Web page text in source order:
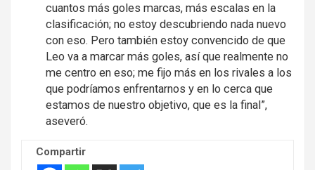
cuantos más goles marcas, más escalas en la
clasificación; no estoy descubriendo nada nuevo
con eso. Pero también estoy convencido de que
Leo va a marcar más goles, así que realmente no
me centro en eso; me fijo más en los rivales a los
que podríamos enfrentarnos y en lo cerca que
estamos de nuestro objetivo, que es la final”,
aseveró.
Compartir